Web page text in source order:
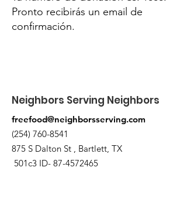
Pronto recibirás un email de
confirmación.
Neighbors Serving Neighbors
freefood@neighborsserving.com
(254) 760-8541
875 S Dalton St , Bartlett, TX
501c3 ID- 87-4572465